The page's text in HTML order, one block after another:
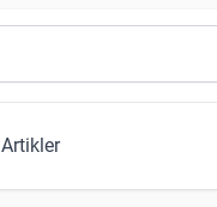
Artikler